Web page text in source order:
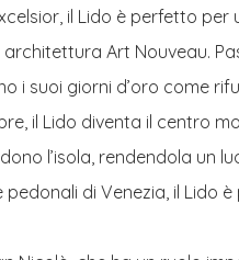
il Lido è perfetto
architettura Art Nouveau.
i suoi giorni d’oro come
il Lido diventa il centro
l’isola, rendendola un
di Venezia, il Lido